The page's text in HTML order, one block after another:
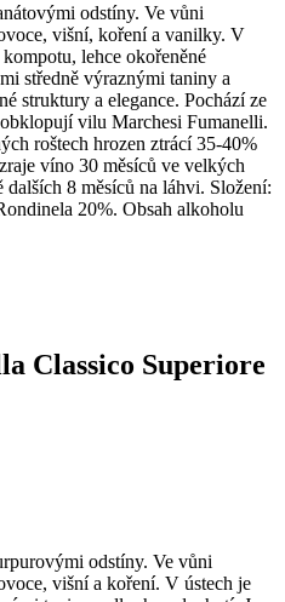
odstíny. Ve vůni
višní, koření a vanilky. V
lehce okořeněné
středně výraznými taniny a
struktury a elegance. Pochází ze
vilu Marchesi Fumanelli.
roštech hrozen ztrácí 35-40%
víno 30 měsíců ve velkých
dalších 8 měsíců na láhvi. Složení:
20%. Obsah alkoholu
Classico Superiore
odstíny. Ve vůni
višní a koření. V ústech je